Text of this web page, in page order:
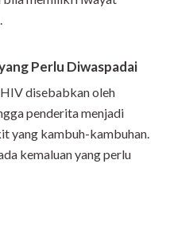
Perlu Diwaspadai
disebabkan oleh
penderita menjadi
yang kambuh-kambuhan.
kemaluan yang perlu